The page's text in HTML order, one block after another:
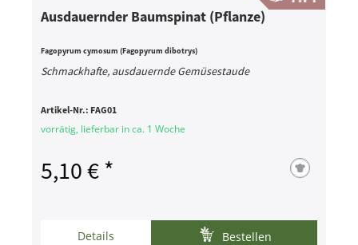
Ausdauernder Baumspinat (Pflanze)
Fagopyrum cymosum (Fagopyrum dibotrys)
Schmackhafte, ausdauernde Gemüsestaude
Artikel-Nr.: FAG01
vorrätig, lieferbar in ca. 1 Woche
5,10 € *
Details Bestellen